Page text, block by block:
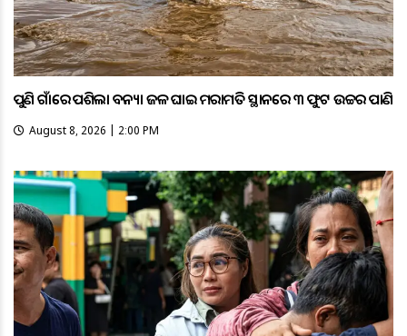
ପୁଣି ଗାଁରେ ପଶିଲା ବନ୍ୟା ଜଳ ଘାଇ ମରାମତି ସ୍ଥାନରେ ୩ ଫୁଟ ଉଚ୍ଚର ପାଣି
August 8, 2026 | 2:00 PM